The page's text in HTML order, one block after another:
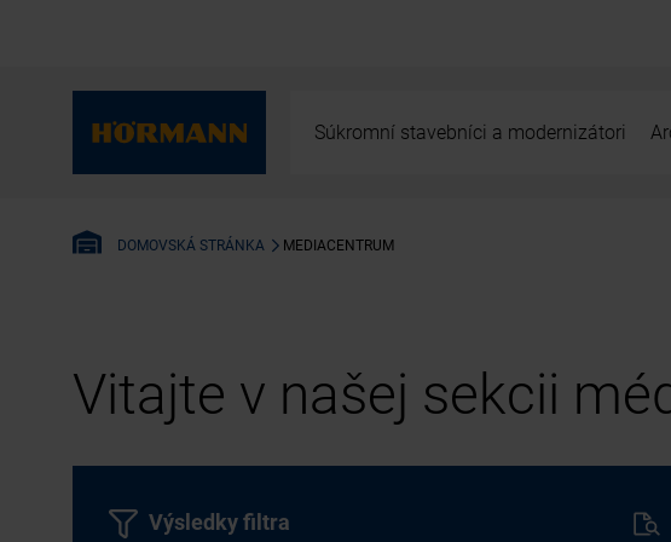
Súkromní stavebníci a modernizátori
DOMOVSKÁ STRÁNKA MEDIACENTRUM
Vitajte v našej sekcii
Výsledky filtra